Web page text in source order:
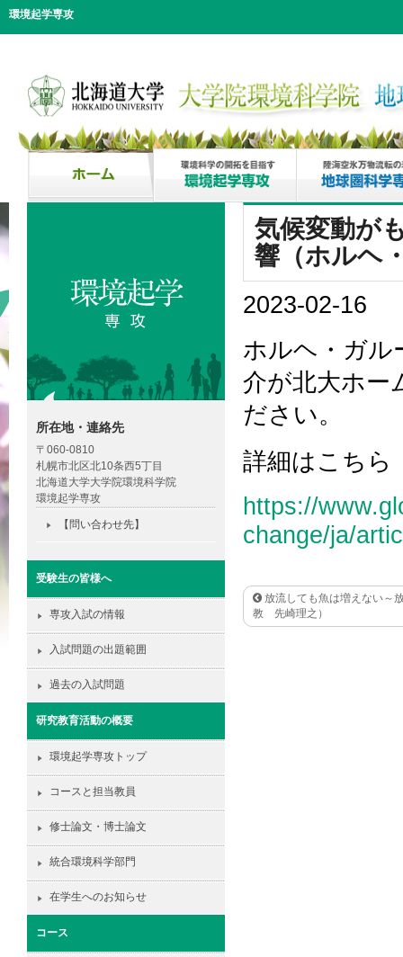
環境起学専攻
気候変動が
響（ホルヘ
2023-02-16
ホルヘ・ガル
介が北大ホー
ださい。
詳細はこちら
https://
change/ja/
放流しても魚は増えない～
教 先崎理之）
所在地・連絡先
〒060-0810
札幌市北区北10条西5丁目
北海道大学大学院環境科学院
環境起学専攻
【問い合わせ先】
受験生の皆様へ
専攻入試の情報
入試問題の出題範囲
過去の入試問題
研究教育活動の概要
環境起学専攻トップ
コースと担当教員
修士論文・博士論文
統合環境科学部門
在学生へのお知らせ
コース